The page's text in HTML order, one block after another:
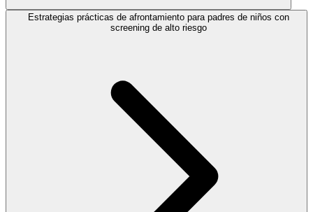
Estrategias prácticas de afrontamiento para padres de niños con
screening de alto riesgo